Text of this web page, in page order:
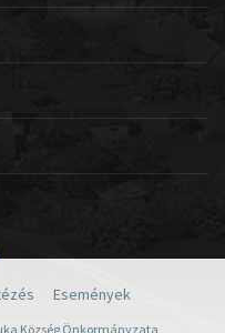
Események
Község Önkormányzata